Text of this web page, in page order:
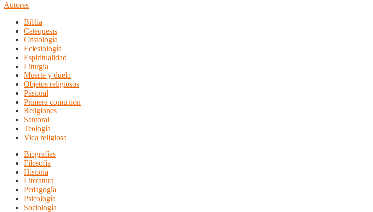
Autores
Biblia
Catequesis
Cristología
Eclesiología
Espiritualidad
Liturgia
Muerte y duelo
Objetos religiosos
Pastoral
Primera comunión
Religiones
Santoral
Teología
Vida religiosa
Biografías
Filosofía
Historia
Literatura
Pedagogía
Psicología
Sociología